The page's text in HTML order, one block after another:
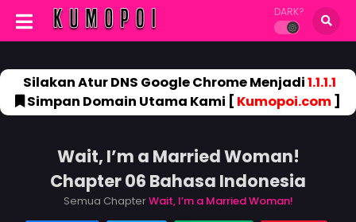
DARK?
Silakan Atur DNS Google Chrome Menjadi1.1.1.1
Simpan Domain Utama Kami [ Kumopoi.com]
Wait, I’m a Married Woman!
Chapter 06 Bahasa Indonesia
Semua ChapterWait, I’m a Married Woman!